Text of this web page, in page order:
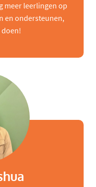
meer leerlingen op
en ondersteunen,
doen!